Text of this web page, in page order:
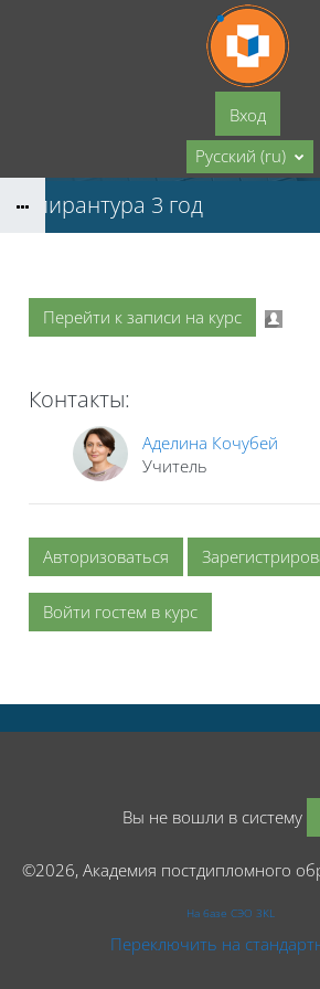
Перейти к основному содержанию
Вход
Русский ‎(ru)‎
Аспирантура 3 год
Перейти к записи на курс
Контакты:
Аделина Кочубей
Учитель
Авторизоваться
Войти гостем в курс
Вы не вошли в систему
©2026, Академия постдипломного
На базе СЭО 3KL
Переключить на